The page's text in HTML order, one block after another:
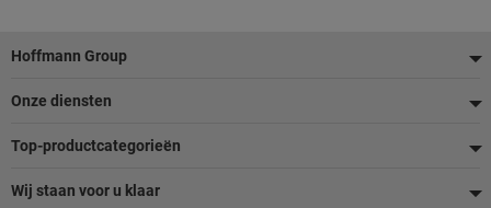
Voettekst
Hoffmann Group
Onze diensten
Top-productcategorieën
Wij staan voor u klaar